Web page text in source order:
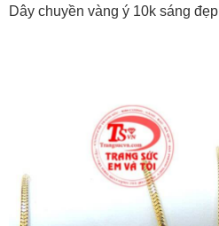
Dây chuyền vàng ý 10k sáng đẹp